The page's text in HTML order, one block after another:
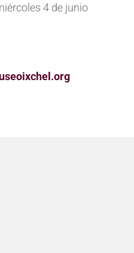
4 de junio